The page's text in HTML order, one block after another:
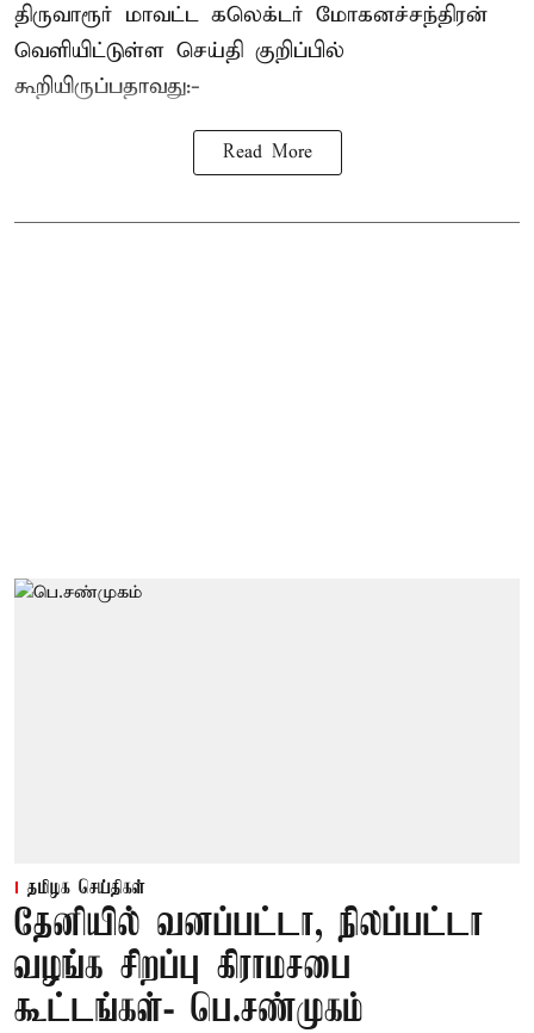
திருவாரூர் மாவட்ட கலெக்டர் மோகனச்சந்திரன்
வெளியிட்டுள்ள செய்தி குறிப்பில்
கூறியிருப்பதாவது:-
Read More
தமிழக செய்திகள்
தேனியில் வனப்பட்டா, நிலப்பட்டா
வழங்க சிறப்பு கிராமசபை
கூட்டங்கள்- பெ.சண்முகம்